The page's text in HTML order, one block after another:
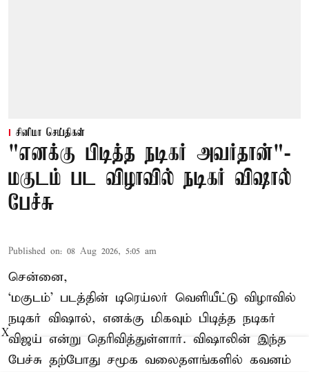
சினிமா செய்திகள்
"எனக்கு பிடித்த நடிகர் அவர்தான்"-
மகுடம் பட விழாவில் நடிகர் விஷால்
பேச்சு
Published on: 08 Aug 2026, 5:05 am
சென்னை,
‘மகுடம்’ படத்தின் டிரெய்லர் வெளியீட்டு விழாவில்
நடிகர் விஷால், எனக்கு மிகவும் பிடித்த நடிகர்
விஜய் என்று தெரிவித்துள்ளார். விஷாலின் இந்த
பேச்சு தற்போது சமூக வலைதளங்களில் கவனம்
X